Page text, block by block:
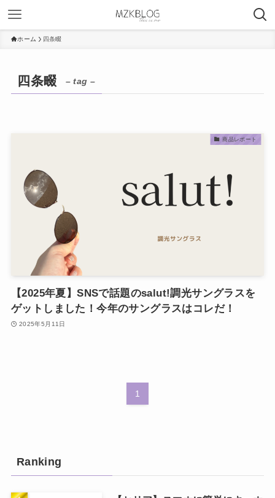
ホーム 四条畷
四条畷 – tag –
商品レポート
【2025年夏】SNSで話題のsalut!調光サングラスを
ゲットしました！今年のサングラスはコレだ！
2025年5月11日
1
Ranking